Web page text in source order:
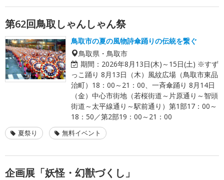
第62回鳥取しゃんしゃん祭
鳥取市の夏の風物詩傘踊りの伝統を繋ぐ
鳥取県・鳥取市
期間： 2026年8月13日(木)～15日(土) ※すず
っこ踊り 8月13日（木）風紋広場（鳥取市東品
治町）18：00～21：00、一斉傘踊り 8月14日
（金）中心市街地（若桜街道～片原通り～智頭
街道～太平線通り～駅前通り）第1部17：00～
18：50／第2部19：00～21：00
夏祭り 無料イベント
企画展「妖怪・幻獣づくし」